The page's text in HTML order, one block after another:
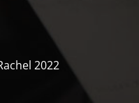
2022